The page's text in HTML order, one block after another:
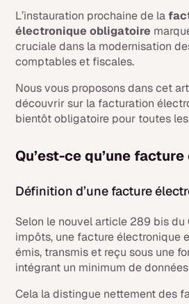
L’instauration prochaine de la
électronique obligatoire
cruciale dans la modernisation
comptables et fiscales.
Nous vous proposons dans cet
découvrir sur la facturation
bientôt obligatoire pour toutes
Qu’est-ce qu’une
Définition d’une facture
Selon le nouvel article 289 bis du
impôts, une facture électronique
émis, transmis et reçu sous une
intégrant un minimum de
Cela la distingue nettement des